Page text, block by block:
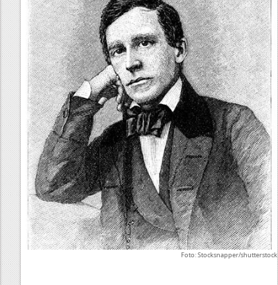
Foto: Stocksnapper/shutterstock